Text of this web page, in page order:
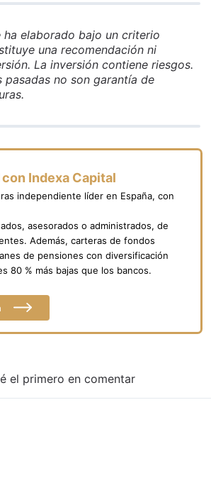
ha elaborado bajo un criterio
una recomendación ni
La inversión contiene riesgos.
pasadas no son garantía de
Indexa Capital
independiente líder en España, con
asesorados o administrados, de
Además, carteras de fondos
de pensiones con diversificación
80 % más bajas que los bancos.
el primero en comentar